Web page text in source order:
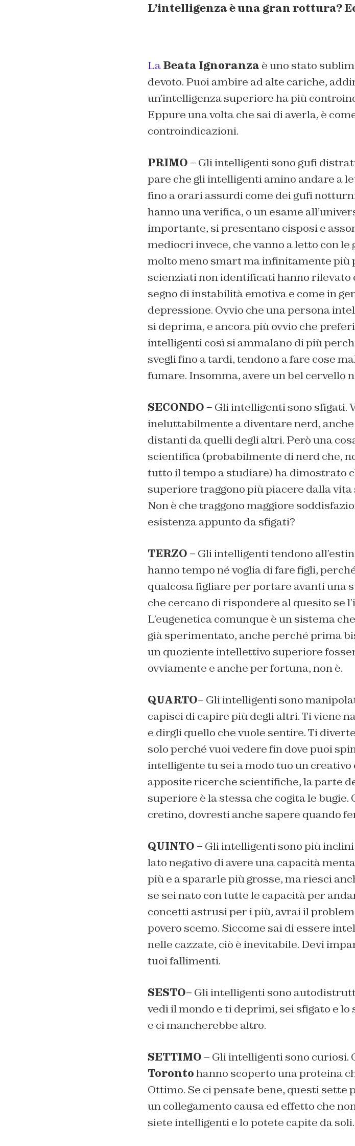
L’intelligenza è una gran rottura?
LaBeata Ignoranza è uno stato
devoto. Puoi ambire ad alte cariche,
un’intelligenza superiore ha più
Eppure una volta che sai di averla, è
controindicazioni.
PRIMO – Gli intelligenti sono gufi
pare che gli intelligenti amino andare a
fino a orari assurdi come dei gufi
hanno una verifica, o un esame
importante, si presentano cisposi e
mediocri invece, che vanno a letto con
molto meno smart ma infinitamente
scienziati non identificati hanno rilevato
segno di instabilità emotiva e come in
depressione. Ovvio che una persona
si deprima, e ancora più ovvio che
intelligenti così si ammalano di più
svegli fino a tardi, tendono a fare cose
fumare. Insomma, avere un bel cervello
SECONDO – Gli intelligenti sono sfigati.
ineluttabilmente a diventare nerd,
distanti da quelli degli altri. Però una
scientifica (probabilmente di nerd che,
tutto il tempo a studiare) ha dimostrato
superiore traggono più piacere dalla
Non è che traggono maggiore
esistenza appunto da sfigati?
TERZO – Gli intelligenti tendono
hanno tempo né voglia di fare figli,
qualcosa figliare per portare avanti una
che cercano di rispondere al quesito se
L’eugenetica comunque è un sistema
già sperimentato, anche perché prima
un quoziente intellettivo superiore
ovviamente e anche per fortuna, non è.
QUARTO– Gli intelligenti sono
capisci di capire più degli altri. Ti viene
e dirgli quello che vuole sentire. Ti
solo perché vuoi vedere fin dove puoi
intelligente tu sei a modo tuo un
apposite ricerche scientifiche, la parte
superiore è la stessa che cogita le
cretino, dovresti anche sapere quando
QUINTO – Gli intelligenti sono più inclini
lato negativo di avere una capacità
più e a spararle più grosse, ma riesci
se sei nato con tutte le capacità per
concetti astrusi per i più, avrai il
povero scemo. Siccome sai di essere
nelle cazzate, ciò è inevitabile. Devi
tuoi fallimenti.
SESTO– Gli intelligenti sono
vedi il mondo e ti deprimi, sei sfigato e
e ci mancherebbe altro.
SETTIMO – Gli intelligenti sono curiosi.
Torontohanno scoperto una proteina
Ottimo. Se ci pensate bene, questi
un collegamento causa ed effetto che
siete intelligenti e lo potete capite da soli.